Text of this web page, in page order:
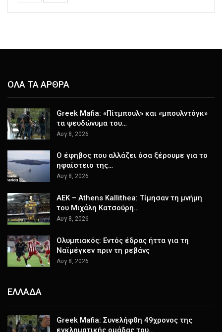
ΟΛΑ ΤΑ ΑΡΘΡΑ
Greek Μafia: «Πίτμπουλ» και «μπουλντόγκ»
τα ψευδώνυμα του…
Αυγ 8, 2026
Ο έφηβος που αλλάζει όσα ξέρουμε για το
ηφαίστειο της…
Αυγ 8, 2026
ΑΕΚ – Athens Kallithea: Τίμησαν τη μνήμη
του Μιχάλη Κατσούρη…
Αυγ 8, 2026
Ολυμπιακός: Εντός έδρας ήττα για τη
Ναϊμέγκεν πριν τη ρεβάνς
Αυγ 8, 2026
ΕΛΛΑΔΑ
Greek Mafia: Συνελήφθη 49χρονος της
εγκληματικής ομάδας του…